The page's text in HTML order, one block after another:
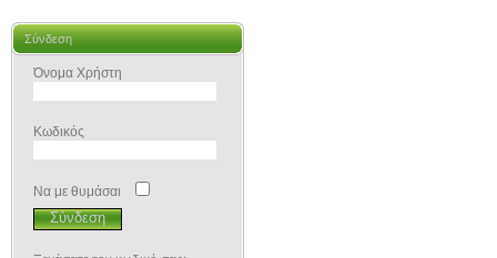
Σύνδεση
Όνομα Χρήστη
Κωδικός
Να με θυμάσαι